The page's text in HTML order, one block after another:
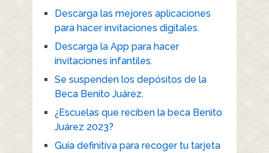
Descarga las mejores aplicaciones
para hacer invitaciones digitales.
Descarga la App para hacer
invitaciones infantiles.
Se suspenden los depósitos de la
Beca Benito Juárez.
¿Escuelas que reciben la beca Benito
Juárez 2023?
Guía definitiva para recoger tu tarjeta